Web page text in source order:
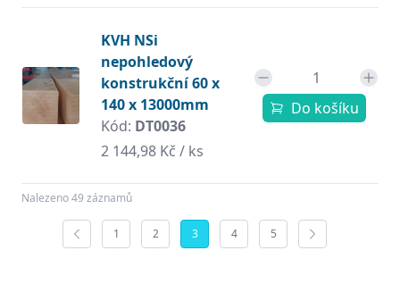
KVH NSi
nepohledový
konstrukční 60 x
140 x 13000mm
Kód: DT0036
2 144,98 Kč / ks
Do košíku
Nalezeno 49 záznamů
1 2 3 4 5